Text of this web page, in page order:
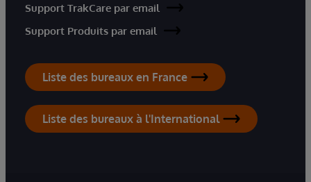
Support TrakCare par email
Support Produits par email
Liste des bureaux en France
Liste des bureaux à l'International